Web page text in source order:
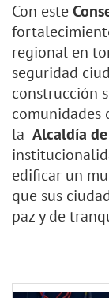
Con este
regional en
seguridad
construcción
comunidades
la Alcaldía
edificar un
que sus
paz y de